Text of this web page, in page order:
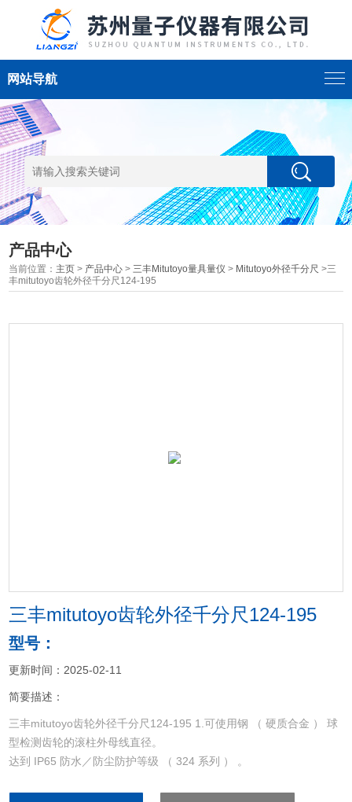
网站导航
产品中心
当前位置： 主页 > 产品中心 >三丰Mitutoyo量具量仪 > Mitutoyo外径千分尺 >三
丰mitutoyo齿轮外径千分尺124-195
三丰mitutoyo齿轮外径千分尺124-195
型号：
更新时间：2025-02-11
简要描述：
三丰mitutoyo齿轮外径千分尺124-195 1.可使用钢 （ 硬质合金 ） 球
型检测齿轮的滚柱外母线直径。
达到 IP65 防水／防尘防护等级 （ 324 系列 ） 。